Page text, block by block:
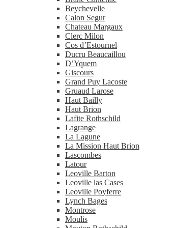
Beychevelle
Calon Segur
Chateau Margaux
Clerc Milon
Cos d’Estournel
Ducru Beaucaillou
D’Yquem
Giscours
Grand Puy Lacoste
Gruaud Larose
Haut Bailly
Haut Brion
Lafite Rothschild
Lagrange
La Lagune
La Mission Haut Brion
Lascombes
Latour
Leoville Barton
Leoville las Cases
Leoville Poyferre
Lynch Bages
Montrose
Moulis